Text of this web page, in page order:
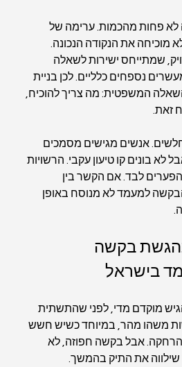
לא פחות מהכמות. ערימה של
מוכיחה את הנקודה הנכונה.
שמתייחס ישירות לשאלה
נספחים כלליים. לכן בניית
המשפטית: מה צריך להוכיח,
זאת.
אנשים מגישים מסמכים
לא בונים קו טיעון עקבי. הרשויות
לבד. אם הקשר בין
למעמד לא מנוסח באופן
בהגשת בקשה
בישראל
מוקדם מדי, לפני שהתשתית
משהו מהר, במיוחד כשיש חשש
הרחקה. אבל בקשה חפוזה, לא
שילווה את התיק בהמשך.